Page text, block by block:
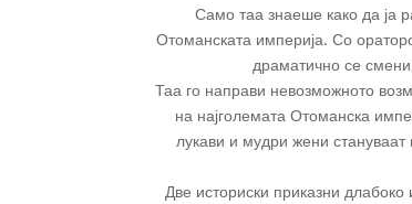
Само таа знаеше како да ја
Отоманската империја. Со
драматично се
Таа го направи невозможното
на најголемата Отоманска
лукави и мудри жени стануваат
Две историски приказни